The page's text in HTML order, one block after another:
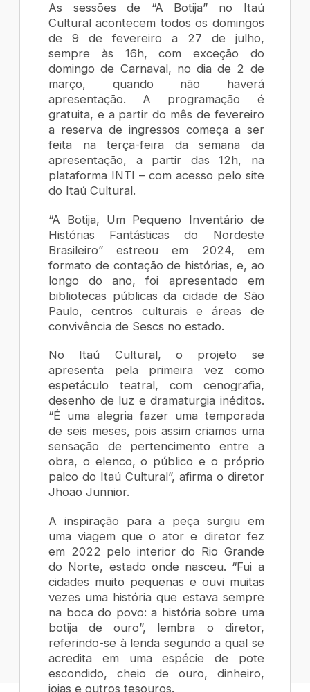
As sessões de “A Botija” no Itaú
Cultural acontecem todos os domingos
de 9 de fevereiro a 27 de julho,
sempre às 16h, com exceção do
domingo de Carnaval, no dia de 2 de
março, quando não haverá
apresentação. A programação é
gratuita, e a partir do mês de fevereiro
a reserva de ingressos começa a ser
feita na terça-feira da semana da
apresentação, a partir das 12h, na
plataforma INTI – com acesso pelo site
do Itaú Cultural.
“A Botija, Um Pequeno Inventário de
Histórias Fantásticas do Nordeste
Brasileiro” estreou em 2024, em
formato de contação de histórias, e, ao
longo do ano, foi apresentado em
bibliotecas públicas da cidade de São
Paulo, centros culturais e áreas de
convivência de Sescs no estado.
No Itaú Cultural, o projeto se
apresenta pela primeira vez como
espetáculo teatral, com cenografia,
desenho de luz e dramaturgia inéditos.
“É uma alegria fazer uma temporada
de seis meses, pois assim criamos uma
sensação de pertencimento entre a
obra, o elenco, o público e o próprio
palco do Itaú Cultural”, afirma o diretor
Jhoao Junnior.
A inspiração para a peça surgiu em
uma viagem que o ator e diretor fez
em 2022 pelo interior do Rio Grande
do Norte, estado onde nasceu. “Fui a
cidades muito pequenas e ouvi muitas
vezes uma história que estava sempre
na boca do povo: a história sobre uma
botija de ouro”, lembra o diretor,
referindo-se à lenda segundo a qual se
acredita em uma espécie de pote
escondido, cheio de ouro, dinheiro,
joias e outros tesouros.